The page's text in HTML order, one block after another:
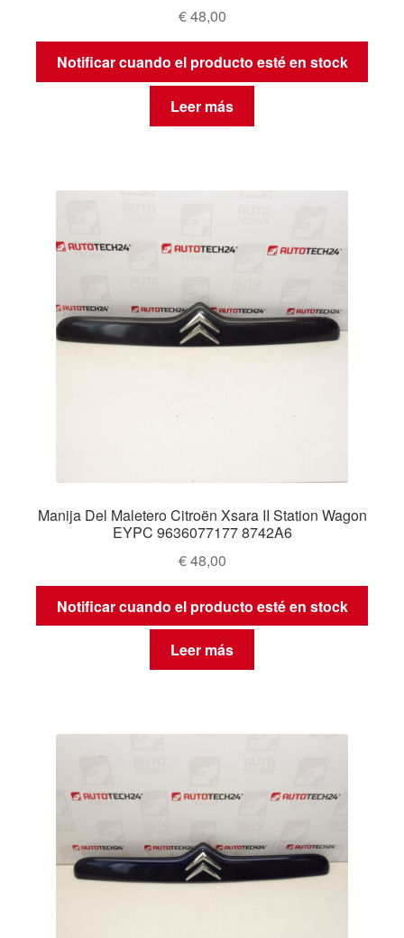
€48,00
Notificar cuando el producto esté en stock
Leer más
Manija Del Maletero Citroën Xsara II Station Wagon
EYPC 9636077177 8742A6
€48,00
Notificar cuando el producto esté en stock
Leer más